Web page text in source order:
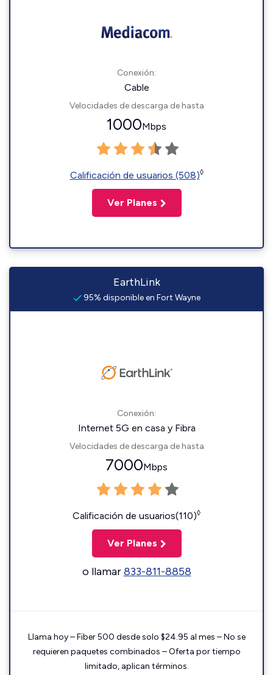
Conexión:
Cable
Velocidades de descarga de hasta
1000Mbps
Calificación de usuarios (508)◊
Ver Planes
EarthLink
95% disponible en Fort Wayne
Conexión:
Internet 5G en casa y Fibra
Velocidades de descarga de hasta
7000Mbps
Calificación de usuarios(110)◊
Ver Planes
o llamar833-811-8858
Llama hoy – Fiber 500 desde solo $24.95 al mes – No se
requieren paquetes combinados – Oferta por tiempo
limitado, aplican términos.